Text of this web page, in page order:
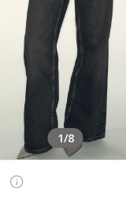
1/8